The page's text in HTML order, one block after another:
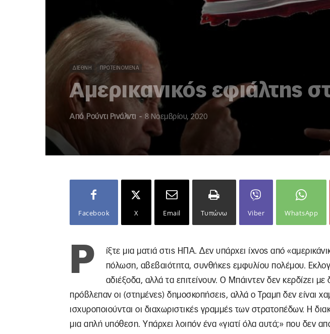
ΔΙΕΘΝΉ ΠΡΟΤΕΙΝΌΜΕΝΑ
Αμερικανικός εφιάλτης
Από Ρούντι Ρινάλντι - 8 Νοεμβρίου, 2020
Facebook X Email Τυπώνω Viber WhatsApp
Ρ
ίξτε μια ματιά στις ΗΠΑ. Δεν υπάρχει ίχνος από
πόλωση, αβεβαιότητα, συνθήκες εμφυλίου πολέμου.
αδιέξοδα, αλλά τα επιτείνουν. Ο Μπάιντεν δεν κερδίζει
πρόβλεπαν οι (στημένες) δημοσκοπήσεις, αλλά ο Τραμπ δεν είναι
ισχυροποιούνται οι διαχωριστικές γραμμές των στρατοπέδων. Η
μια απλή υπόθεση. Υπάρχει λοιπόν ένα «γιατί όλα αυτά;» που δεν